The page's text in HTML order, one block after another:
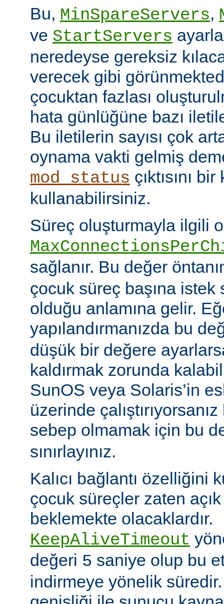
Bu, MinSpareServers,
ve StartServers
neredeyse gereksiz
verecek gibi
çocuktan fazlası
hata günlüğüne bazı
Bu iletilerin sayısı çok
oynama vakti gelmiş
mod_status çıktısını
kullanabilirsiniz.
Süreç oluşturmayla ilgili
sağlanır. Bu değer
çocuk süreç başına istek
olduğu anlamına gelir.
yapılandırmanızda bu
düşük bir değere
kaldırmak zorunda
SunOS veya Solaris’in
üzerinde
sebep olmamak için bu
sınırlayınız.
Kalıcı bağlantı özelliğini
çocuk süreçler zaten
beklemekte olacaklardır.
KeepAliveTimeout
değeri 5 saniye olup bu
indirmeye yönelik